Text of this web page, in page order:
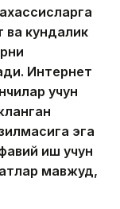
кундалик
Интернет
учун
эга
иш учун
мавжуд,